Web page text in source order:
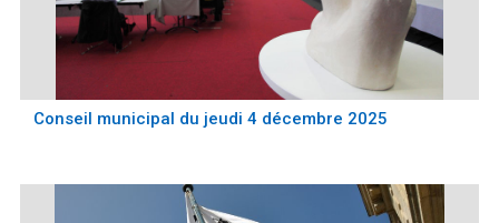
Conseil municipal du jeudi 4 décembre 2025